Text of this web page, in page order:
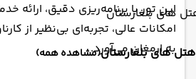
های بلغارستان
هتل های بلغارستان(مشاهده همه)
این تور با برنامه‌ریزی دقیق، ارائه
امکانات عالی، تجربه‌ای بی‌نظیر از
به ارمغان می‌آورد.